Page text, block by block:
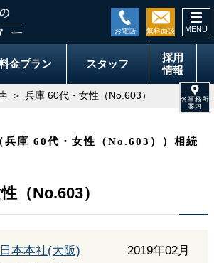
金プラン スタッフ
採用
情報
兵庫 60代・女性（No.603）
兵庫 60代・女性（No.603））相続
（No.603）
本本社(大阪)
2019年02月